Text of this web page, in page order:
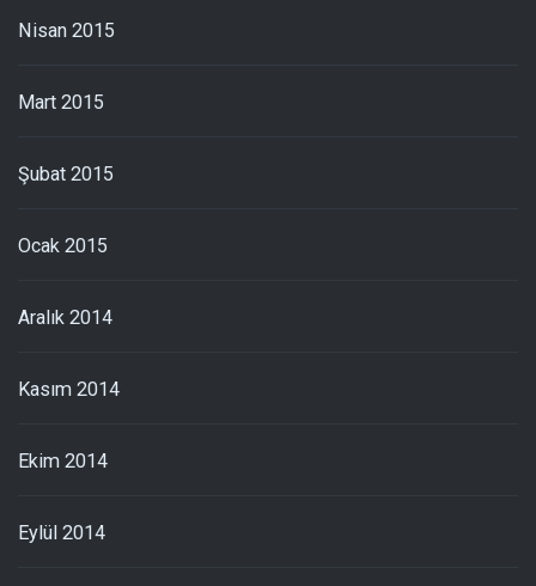
Nisan 2015
Mart 2015
Şubat 2015
Ocak 2015
Aralık 2014
Kasım 2014
Ekim 2014
Eylül 2014